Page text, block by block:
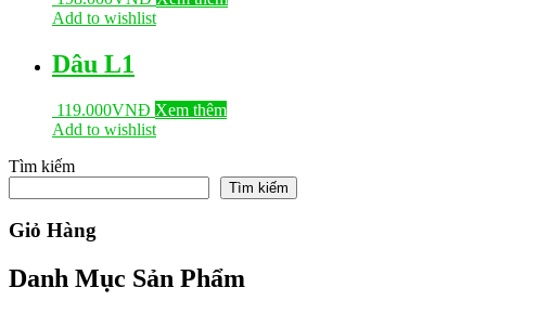
Add to wishlist
Dâu L1
119.000VNĐ Xem thêm
Add to wishlist
Tìm kiếm
Tìm kiếm
Giỏ Hàng
Danh Mục Sản Phẩm